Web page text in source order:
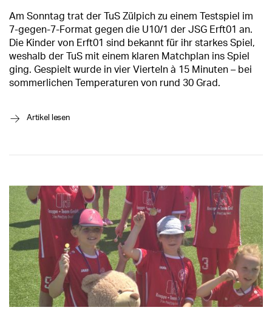
Am Sonntag trat der TuS Zülpich zu einem Testspiel im
7-gegen-7-Format gegen die U10/1 der JSG Erft01 an.
Die Kinder von Erft01 sind bekannt für ihr starkes Spiel,
weshalb der TuS mit einem klaren Matchplan ins Spiel
ging. Gespielt wurde in vier Vierteln à 15 Minuten – bei
sommerlichen Temperaturen von rund 30 Grad.
→ Artikel lesen